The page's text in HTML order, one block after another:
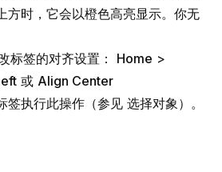
方时，它会以橙色高亮显示。你无
标签的对齐设置： Home >
或 Align Center
签执行此操作（参见 选择对象）。